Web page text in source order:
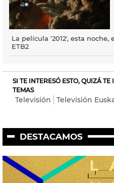
La película '2012', esta noche,
ETB2
SI TE INTERESÓ ESTO, QUIZÁ TE
TEMAS
Televisión Televisión
DESTACAMOS